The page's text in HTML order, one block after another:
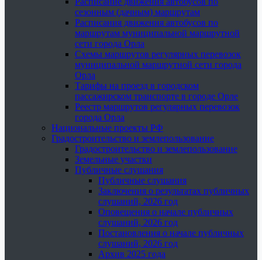
сезонным (дачным) маршрутам
Расписания движения автобусов по
маршрутам муниципальной маршрутной
сети города Орла
Схемы маршрутов регулярных перевозок
муниципальной маршрутной сети города
Орла
Тарифы на проезд в городском
пассажирском транспорте в городе Орле
Реестр маршрутов регулярных перевозок
города Орла
Национальные проекты РФ
Градостроительство и землепользование
Градостроительство и землепользование
Земельные участки
Публичные слушания
Публичные слушания
Заключения о результатах публичных
слушаний, 2026 год
Оповещения о начале публичных
слушаний, 2026 год
Постановления о начале публичных
слушаний, 2026 год
Архив 2025 года